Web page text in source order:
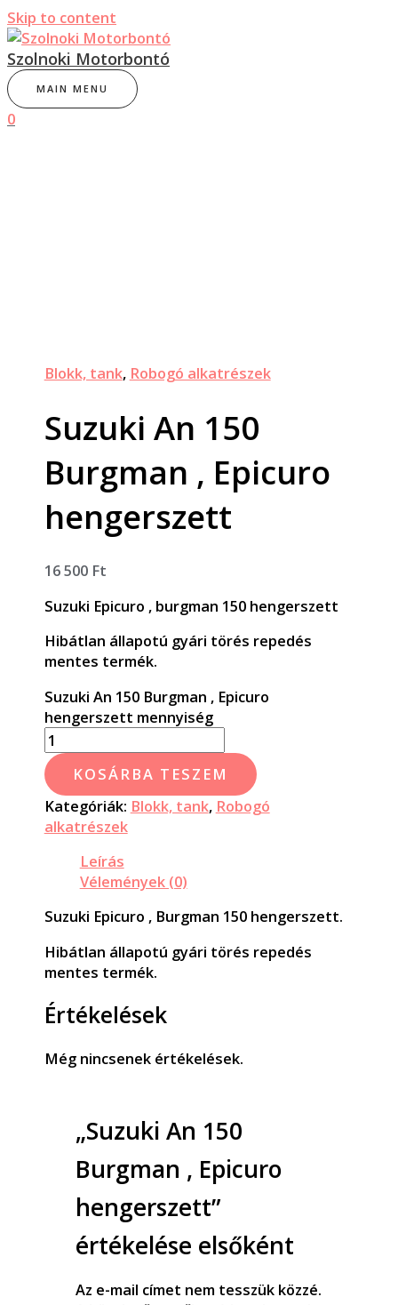
Skip to content
Szolnoki Motorbontó
MAIN MENU
0
Blokk, tank, Robogó alkatrészek
Suzuki An 150
Burgman , Epicuro
hengerszett
16 500 Ft
Suzuki Epicuro , burgman 150 hengerszett
Hibátlan állapotú gyári törés repedés
mentes termék.
Suzuki An 150 Burgman , Epicuro
hengerszett mennyiség
KOSÁRBA TESZEM
Kategóriák: Blokk, tank, Robogó
alkatrészek
Leírás
Vélemények (0)
Suzuki Epicuro , Burgman 150 hengerszett.
Hibátlan állapotú gyári törés repedés
mentes termék.
Értékelések
Még nincsenek értékelések.
„Suzuki An 150
Burgman , Epicuro
hengerszett”
értékelése elsőként
Az e-mail címet nem tesszük közzé.